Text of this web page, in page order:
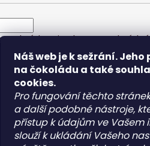
Náš web je k sežrání.
na čokoládu a také
cookies.
Pro fungování těchto
a další podobné nástroje,
přístup k údajům ve Vašem
slouží k ukládání Vašeho
podmínkami ochrany osobních
Kontakt